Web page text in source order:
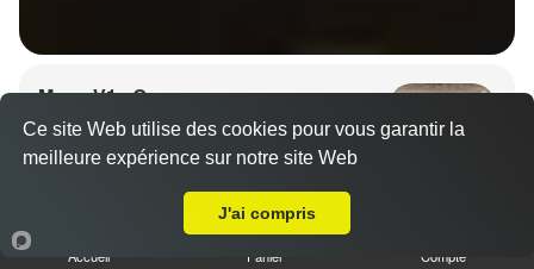
Menu V1 - Gyoza
14.50 €
6 gyozas, 8 California saumon avocat, 1 soupe et 1
salade.
Accueil Panier Compte
Ce site Web utilise des cookies pour vous garantir la
meilleure expérience sur notre site Web
J'ai compris